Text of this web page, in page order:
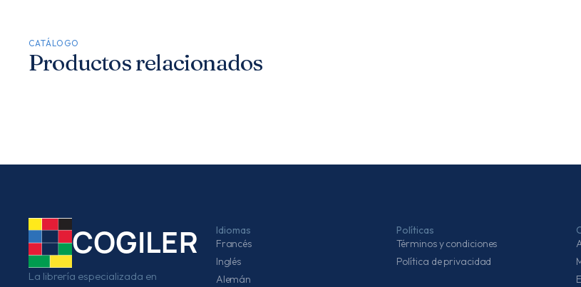
CATÁLOGO
Productos relacionados
COGILER
La librería especializada en
Idiomas
Francés
Inglés
Alemán
Políticas
Términos y condiciones
Política de privacidad